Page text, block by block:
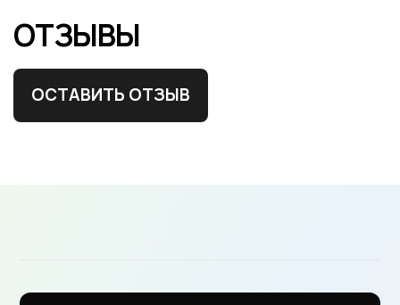
ОТЗЫВЫ
ОСТАВИТЬ ОТЗЫВ